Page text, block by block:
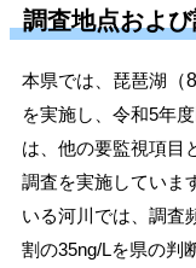
調査地点およ
本県では、琵琶湖 （
を実施し、令和5年
は、他の要監視項目
調査を実施していま
いる河川では、調査
割の35ng/Lを県の判